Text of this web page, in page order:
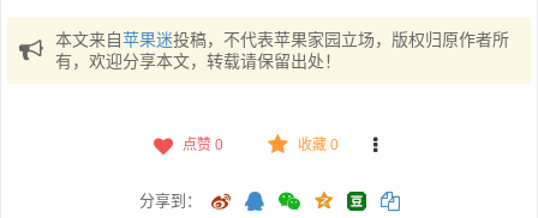
本文来自苹果迷投稿，不代表苹果家园立场，版权归原作者所
有，欢迎分享本文，转载请保留出处！
点赞 0 收藏 0
分享到：